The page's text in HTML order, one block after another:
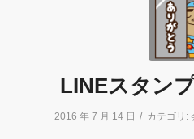
LINEスタン
2016 年 7 月 14 日 / カテゴリ: